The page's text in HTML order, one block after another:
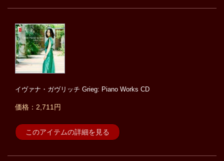
イヴァナ・ガヴリッチ Grieg: Piano Works CD
価格：2,711円
このアイテムの詳細を見る